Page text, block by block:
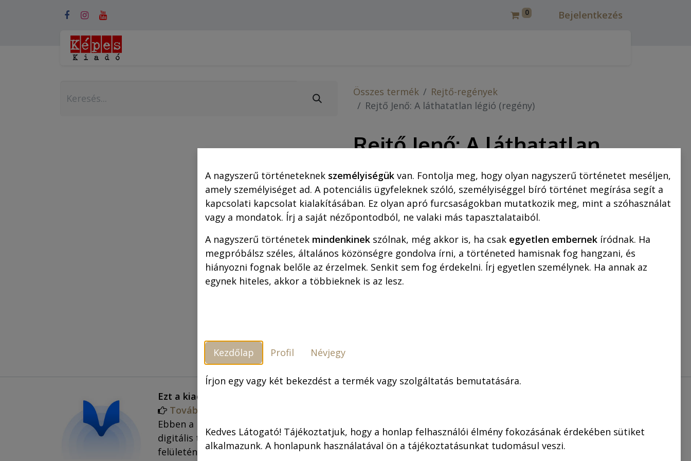
0 Bejelentkezés
Összes termék
Rejtő-regények
Rejtő Jenő: A láthatatlan légió (regény)
Rejtő Jenő: A láthatatlan
légió (regény)
2.550,00Ft 2.999,00Ft
KOSÁRBA
Szállítási feltételek
Ezt a kiadványt hangoskönyv formában is elérheted a Voiz oldalán.
Tovább a hangoskönyvhöz!
Ebben a kategóriában nem fizikai, hanem mobiltelefonra letölthető
digitális terméket tudsz vásárolni, amihez a VOIZ mobilapplikáció
felületén kell regisztrálni a szolgáltatásra.
A nagyszerű történeteknek személyiségük van. Fontolja meg, hogy olyan nagyszerű történetet meséljen,
amely személyiséget ad. A potenciális ügyfeleknek szóló, személyiséggel bíró történet megírása segít a
kapcsolati kapcsolat kialakításában. Ez olyan apró furcsaságokban mutatkozik meg, mint a szóhasználat
vagy a mondatok. Írj a saját nézőpontodból, ne valaki más tapasztalataiból.
A nagyszerű történetek mindenkinek szólnak, még akkor is, ha csak egyetlen embernek íródnak. Ha
megpróbálsz széles, általános közönségre gondolva írni, a történeted hamisnak fog hangzani, és
hiányozni fognak belőle az érzelmek. Senkit sem fog érdekelni. Írj egyetlen személynek. Ha annak az
egynek hiteles, akkor a többieknek is az lesz.
Kezdőlap Profil Névjegy
Írjon egy vagy két bekezdést a termék vagy szolgáltatás bemutatására.
Kedves Látogató! Tájékoztatjuk, hogy a honlap felhasználói élmény fokozásának érdekében sütiket
alkalmazunk. A honlapunk használatával ön a tájékoztatásunkat tudomásul veszi.